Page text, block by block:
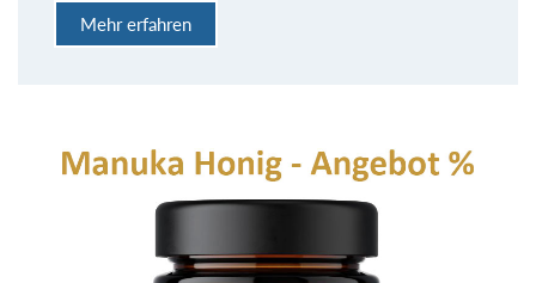
Mehr erfahren